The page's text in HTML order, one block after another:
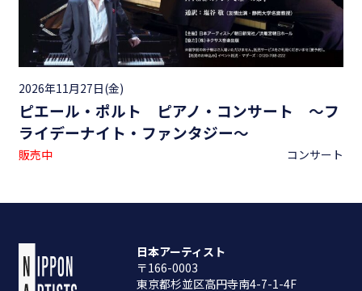
2026年11月27日(金)
ピエール・ポルト ピアノ・コンサート ～フ
ライデーナイト・ファンタジー～
販売中 コンサート
日本アーティスト
〒166-0003
東京都杉並区高円寺南4-7-1-4F